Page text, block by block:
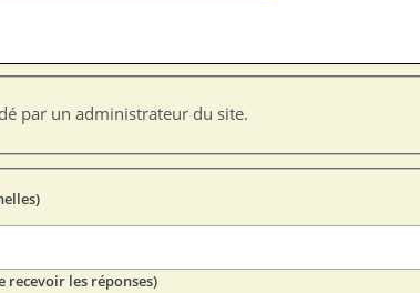
par un administrateur du site.
recevoir les réponses)